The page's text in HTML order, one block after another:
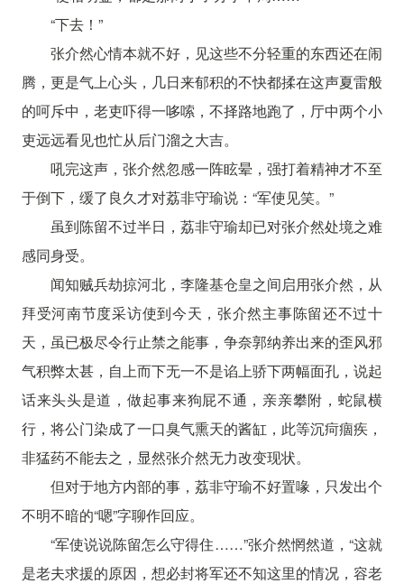
“下去！”
张介然心情本就不好，见这些不分轻重的东西还在闹
腾，更是气上心头，几日来郁积的不快都揉在这声夏雷般
的呵斥中，老吏吓得一哆嗦，不择路地跑了，厅中两个小
吏远远看见也忙从后门溜之大吉。
吼完这声，张介然忽感一阵眩晕，强打着精神才不至
于倒下，缓了良久才对荔非守瑜说：“军使见笑。”
虽到陈留不过半日，荔非守瑜却已对张介然处境之难
感同身受。
闻知贼兵劫掠河北，李隆基仓皇之间启用张介然，从
拜受河南节度采访使到今天，张介然主事陈留还不过十
天，虽已极尽令行止禁之能事，争奈郭纳养出来的歪风邪
气积弊太甚，自上而下无一不是谄上骄下两幅面孔，说起
话来头头是道，做起事来狗屁不通，亲亲攀附，蛇鼠横
行，将公门染成了一口臭气熏天的酱缸，此等沉疴痼疾，
非猛药不能去之，显然张介然无力改变现状。
但对于地方内部的事，荔非守瑜不好置喙，只发出个
不明不暗的“嗯”字聊作回应。
“军使说说陈留怎么守得住……”张介然惘然道，“这就
是老夫求援的原因，想必封将军还不知这里的情况，容老